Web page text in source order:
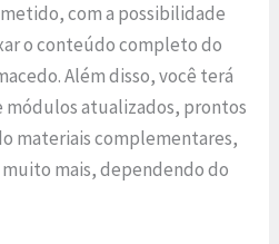
com a possibilidade
o conteúdo completo do
Além disso, você terá
módulos atualizados, prontos
materiais complementares,
mais, dependendo do